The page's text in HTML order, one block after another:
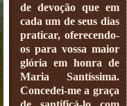
de devoção que em
cada um de seus dias
praticar, oferecendo-
os para vossa maior
glória em honra de
Maria Santíssima.
Concedei-me a graça